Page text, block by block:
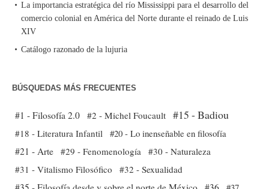
La importancia estratégica del río Mississippi para el desarrollo del
comercio colonial en América del Norte durante el reinado de Luis
XIV
Catálogo razonado de la lujuria
BÚSQUEDAS MÁS FRECUENTES
#1 - Filosofía 2.0 #2 - Michel Foucault #15 - Badiou
#18 - Literatura Infantil #20 - Lo inenseñable en filosofía
#21 - Arte #29 - Fenomenología #30 - Naturaleza
#31 - Vitalismo Filosófico
#32 - Sexualidad